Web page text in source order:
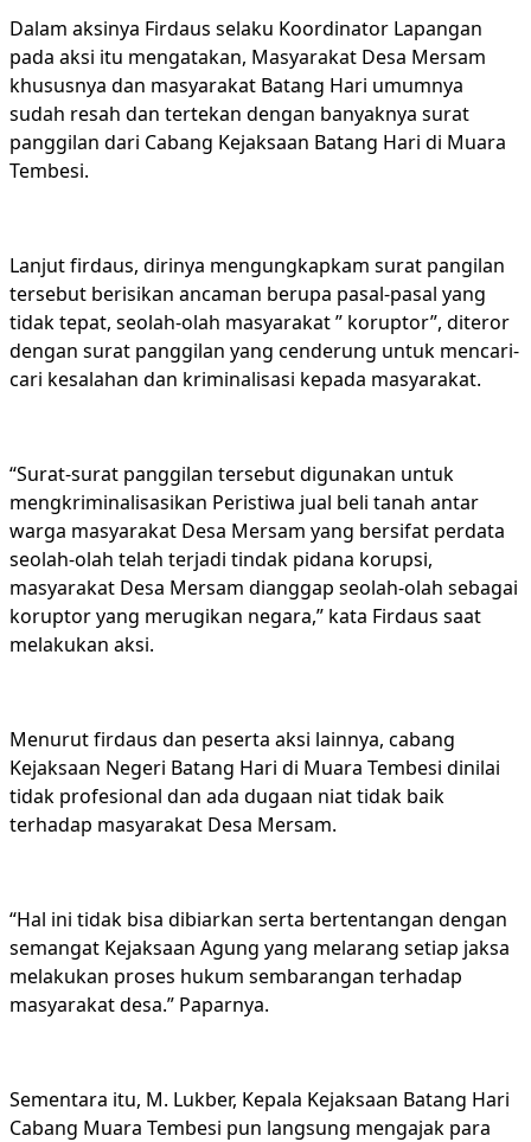
Dalam aksinya Firdaus selaku Koordinator Lapangan
pada aksi itu mengatakan, Masyarakat Desa Mersam
khususnya dan masyarakat Batang Hari umumnya
sudah resah dan tertekan dengan banyaknya surat
panggilan dari Cabang Kejaksaan Batang Hari di Muara
Tembesi.
Lanjut firdaus, dirinya mengungkapkam surat pangilan
tersebut berisikan ancaman berupa pasal-pasal yang
tidak tepat, seolah-olah masyarakat ” koruptor”, diteror
dengan surat panggilan yang cenderung untuk mencari-
cari kesalahan dan kriminalisasi kepada masyarakat.
“Surat-surat panggilan tersebut digunakan untuk
mengkriminalisasikan Peristiwa jual beli tanah antar
warga masyarakat Desa Mersam yang bersifat perdata
seolah-olah telah terjadi tindak pidana korupsi,
masyarakat Desa Mersam dianggap seolah-olah sebagai
koruptor yang merugikan negara,” kata Firdaus saat
melakukan aksi.
Menurut firdaus dan peserta aksi lainnya, cabang
Kejaksaan Negeri Batang Hari di Muara Tembesi dinilai
tidak profesional dan ada dugaan niat tidak baik
terhadap masyarakat Desa Mersam.
“Hal ini tidak bisa dibiarkan serta bertentangan dengan
semangat Kejaksaan Agung yang melarang setiap jaksa
melakukan proses hukum sembarangan terhadap
masyarakat desa.” Paparnya.
Sementara itu, M. Lukber, Kepala Kejaksaan Batang Hari
Cabang Muara Tembesi pun langsung mengajak para